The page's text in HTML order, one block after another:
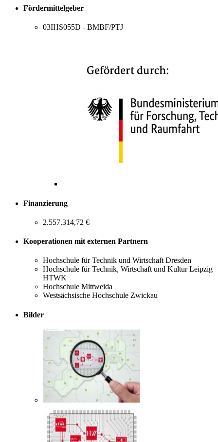
Fördermittelgeber
03IHS055D - BMBF/PTJ
Finanzierung
2.557.314,72 €
Kooperationen mit externen Partnern
Hochschule für Technik und Wirtschaft Dresden
Hochschule für Technik, Wirtschaft und Kultur Leipzig
HTWK
Hochschule Mittweida
Westsächsische Hochschule Zwickau
Bilder